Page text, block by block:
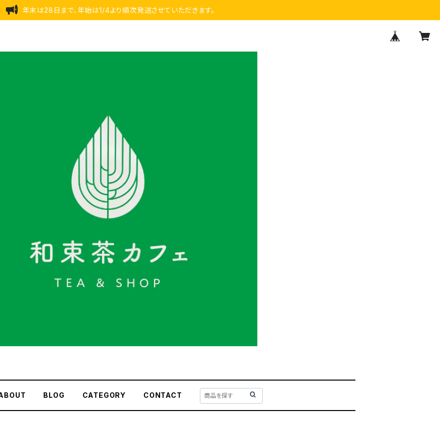
年末は28日まで、年始は1/4より順次発送させていただきます。
BLOG CATEGORY CONTACT